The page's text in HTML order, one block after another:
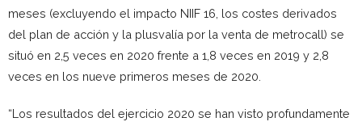
meses (excluyendo el impacto NIIF 16, los costes derivados
del plan de acción y la plusvalía por la venta de metrocall) se
situó en 2,5 veces en 2020 frente a 1,8 veces en 2019 y 2,8
veces en los nueve primeros meses de 2020.
“Los resultados del ejercicio 2020 se han visto profundamente